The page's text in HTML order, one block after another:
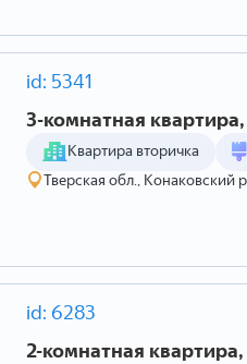
id: 5341
3-комнатная
Квартира вторичка
Тверская обл., Конаковский
id: 6283
2-комнатная